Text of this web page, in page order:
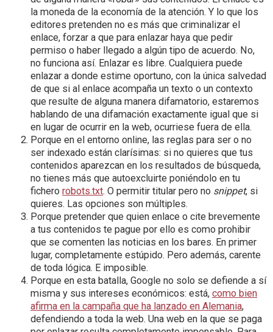
la moneda de la economía de la atención. Y lo que los
editores pretenden no es más que criminalizar el
enlace, forzar a que para enlazar haya que pedir
permiso o haber llegado a algún tipo de acuerdo. No,
no funciona así. Enlazar es libre. Cualquiera puede
enlazar a donde estime oportuno, con la única salvedad
de que si al enlace acompaña un texto o un contexto
que resulte de alguna manera difamatorio, estaremos
hablando de una difamación exactamente igual que si
en lugar de ocurrir en la web, ocurriese fuera de ella.
Porque en el entorno online, las reglas para ser o no
ser indexado están clarísimas: si no quieres que tus
contenidos aparezcan en los resultados de búsqueda,
no tienes más que autoexcluirte poniéndolo en tu
fichero robots.txt. O permitir titular pero no snippet, si
quieres. Las opciones son múltiples.
Porque pretender que quien enlace o cite brevemente
a tus contenidos te pague por ello es como prohibir
que se comenten las noticias en los bares. En primer
lugar, completamente estúpido. Pero además, carente
de toda lógica. E imposible.
Porque en esta batalla, Google no solo se defiende a sí
misma y sus intereses económicos: está, como bien
afirma en la campaña que ha lanzado en Alemania,
defendiendo a toda la web. Una web en la que se paga